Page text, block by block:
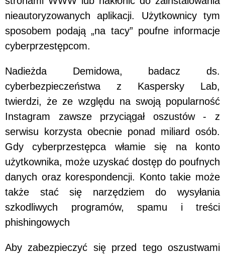
nieautoryzowanych aplikacji. Użytkownicy tym
sposobem podają „na tacy” poufne informacje
cyberprzestępcom.
Nadieżda Demidowa, badacz ds.
cyberbezpieczeństwa z Kaspersky Lab,
twierdzi, że ze względu na swoją popularność
Instagram zawsze przyciągał oszustów - z
serwisu korzysta obecnie ponad miliard osób.
Gdy cyberprzestępca włamie się na konto
użytkownika, może uzyskać dostęp do poufnych
danych oraz korespondencji. Konto takie może
także stać się narzędziem do wysyłania
szkodliwych programów, spamu i treści
phishingowych
Aby zabezpieczyć się przed tego oszustwami